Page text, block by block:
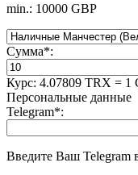
min.: 10000 GBP
Сумма*:
Курс: 4.07809 TRX = 1
Персональные данные
Telegram*:
Введите Ваш Telegram